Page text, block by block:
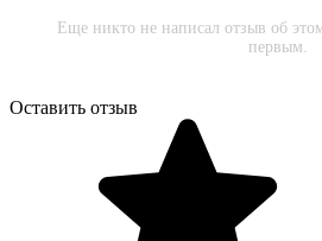
Еще никто не написал отзыв об
первым.
Оставить отзыв